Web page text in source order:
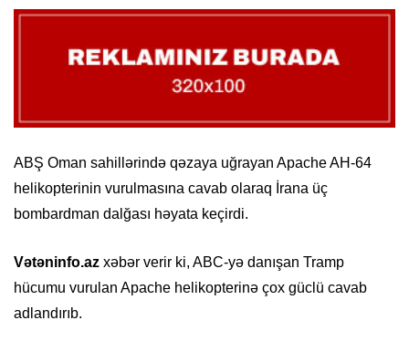
ABŞ Oman sahillərində qəzaya uğrayan Apache AH-64
helikopterinin vurulmasına cavab olaraq İrana üç
bombardman dalğası həyata keçirdi.
Vətəninfo.az xəbər verir ki, ABC-yə danışan Tramp
hücumu vurulan Apache helikopterinə çox güclü cavab
adlandırıb.